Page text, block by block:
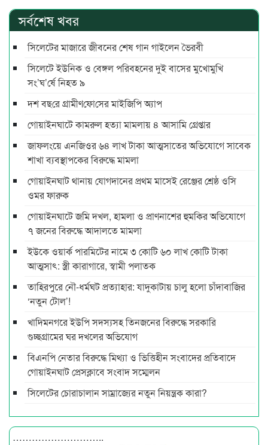
সর্বশেষ খবর
সিলেটের মাজারে জীবনের শেষ গান গাইলেন ভৈরবী
সিলেটে ইউনিক ও বেঙ্গল পরিবহনের দুই বাসের মুখোমুখি
সং’ঘ’র্ষে নিহত ৯
দশ বছ‌রে গ্রামীণ‌ফো‌সের মাইজিপি অ্যাপ
গোয়াইনঘাটে কামরুল হত্যা মামলায় ৪ আসামি গ্রেপ্তার
জাফলংয়ে এনজিওর ৬৪ লাখ টাকা আত্মসাতের অভিযোগে সাবেক
শাখা ব্যবস্থাপকের বিরুদ্ধে মামলা
গোয়াইনঘাট থানায় যোগদানের প্রথম মাসেই রেঞ্জের শ্রেষ্ঠ ওসি
ওমর ফারুক
গোয়াইনঘাটে জমি দখল, হামলা ও প্রাণনাশের হুমকির অভিযোগে
৭ জনের বিরুদ্ধে আদালতে মামলা
ইউকে ওয়ার্ক পারমিটের নামে ৩ কোটি ৬০ লাখ কোটি টাকা
আত্মসাৎ: স্ত্রী কারাগারে, স্বামী পলাতক
তাহিরপুরে নৌ-ধর্মঘট প্রত্যাহার: যাদুকাটায় চালু হলো চাঁদাবাজির
‘নতুন টোল’!
খাদিমনগরে ইউপি সদস্যসহ তিনজনের বিরুদ্ধে সরকারি
গুচ্ছগ্রামের ঘর দখলের অভিযোগ
বিএনপি নেতার বিরুদ্ধে মিথ্যা ও ভিত্তিহীন সংবাদের প্রতিবাদে
গোয়াইনঘাট প্রেসক্লাবে সংবাদ সম্মেলন
সিলেটের চোরাচালান সাম্রাজ্যের নতুন নিয়ন্ত্রক কারা?
………………………..